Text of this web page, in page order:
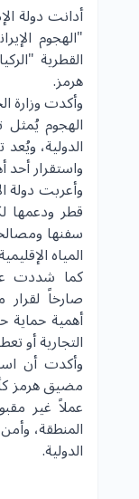
أدانت دولة
"الهجوم
القطرية
هرمز.
وأكدت وزارة
الهجوم يُمثل
الدولية،
واستقرار أحد
وأعربت دولة
قطر ودعمها
سفنها
المياه
كما شددت
أهمية
التجارية أو
وأكدت أن
مضيق هرمز
عملاً غير
المنطقة،
الدولية.